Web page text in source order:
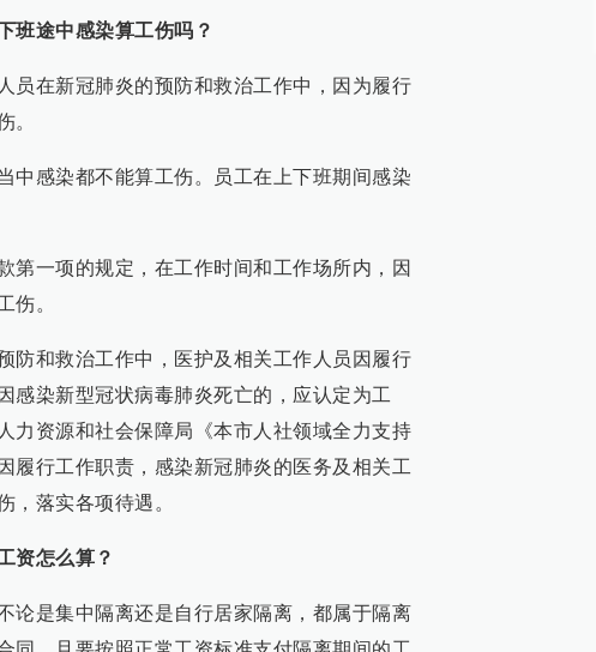
班途中感染算工伤吗？
员在新冠肺炎的预防和救治工作中，因为履行
。
中感染都不能算工伤。员工在上下班期间感染
第一项的规定，在工作时间和工作场所内，因
伤。
防和救治工作中，医护及相关工作人员因履行
感染新型冠状病毒肺炎死亡的，应认定为工
力资源和社会保障局《本市人社领域全力支持
履行工作职责，感染新冠肺炎的医务及相关工
，落实各项待遇。
资怎么算？
论是集中隔离还是自行居家隔离，都属于隔离